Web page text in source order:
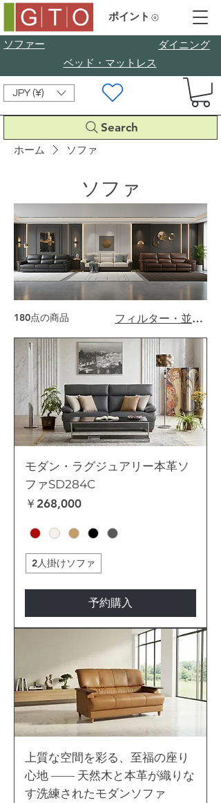
ソファー
​ダイニング
ベッド・マットレス
JPY (¥)
Search
ポイント
ホーム ソファ
ソファ
180点の商品 フィルター・並び替え
モダン・ラグジュアリー本革ソ
ファSD284C
価格
￥268,000
2人掛けソファ
予約購入
上質な空間を彩る、至福の座り
心地 —— 天然木と本革が織りな
す洗練されたモダンソファ